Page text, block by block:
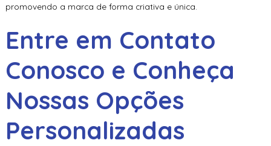
promovendo a marca de forma criativa e única.
Entre em Contato
Conosco e Conheça
Nossas Opções
Personalizadas